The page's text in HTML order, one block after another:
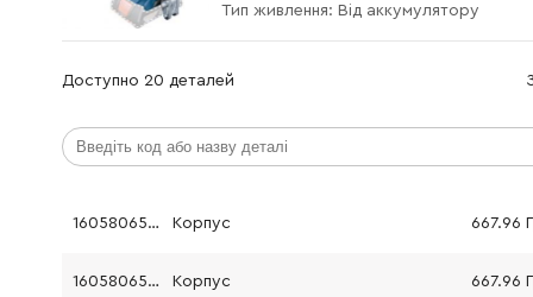
Тип живлення: Від аккумулятору
Доступно 20 деталей
16058065S4 Корпус 667.96
16058065S4 Корпус 667.96